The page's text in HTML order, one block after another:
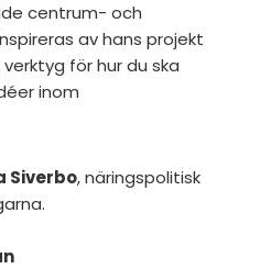
centrum- och
av hans projekt
för hur du ska
inom
Siverbo, näringspolitisk